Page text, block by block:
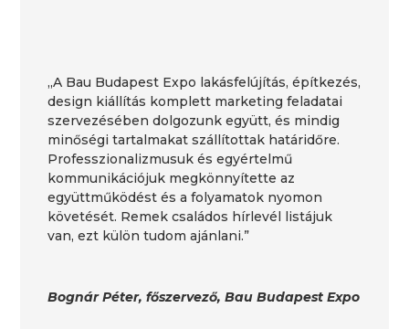
„A Bau Budapest Expo lakásfelújítás, építkezés,
design kiállítás komplett marketing feladatai
szervezésében dolgozunk együtt, és mindig
minőségi tartalmakat szállítottak határidőre.
Professzionalizmusuk és egyértelmű
kommunikációjuk megkönnyítette az
együttműködést és a folyamatok nyomon
követését. Remek családos hírlevél listájuk
van, ezt külön tudom ajánlani.”
Bognár Péter, főszervező, Bau Budapest Expo